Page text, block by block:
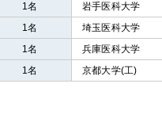
1名 岩手医科大学
1名 埼玉医科大学
1名 兵庫医科大学
1名 京都大学(工)